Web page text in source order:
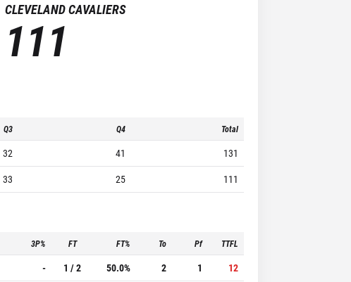
CLEVELAND CAVALIERS
111
Q3 Q4 Total
32 41
131
33 25 111
3P% FT FT% To Pf TTFL
- 1 / 2 50.0% 2 1
12